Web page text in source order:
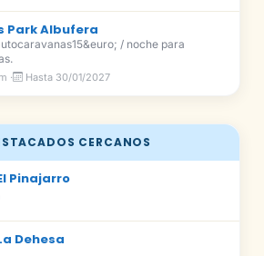
Park Albufera
/ noche para
· Hasta 30/01/2027
CERCANOS
Pinajarro
Dehesa